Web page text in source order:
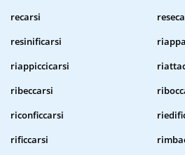
recarsi
resinificarsi
riappiccicarsi
ribeccarsi
riconficcarsi
rificcarsi